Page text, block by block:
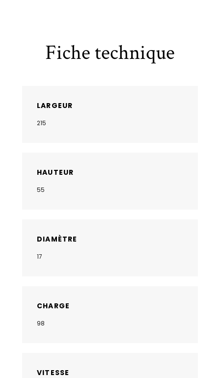
Fiche technique
LARGEUR
215
HAUTEUR
55
DIAMÈTRE
17
CHARGE
98
VITESSE